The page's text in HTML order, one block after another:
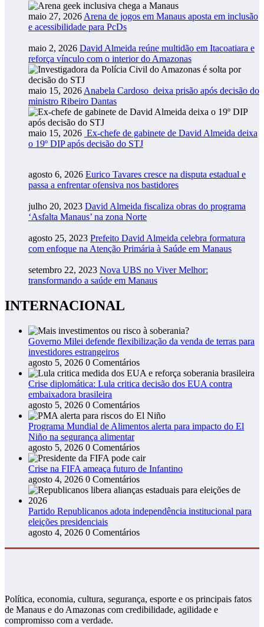
maio 27, 2026 Arena de jogos em Manaus aposta em inclusão
e acessibilidade para PcDs
maio 2, 2026 David Almeida reúne multidão em Itacoatiara e
reforça vínculo com o interior do Amazonas
maio 15, 2026 Anabela Cardoso deixa prisão após decisão do
ministro Ribeiro Dantas
maio 15, 2026 Ex-chefe de gabinete de David Almeida deixa
o 19º DIP após decisão do STJ
agosto 6, 2026 Eurico Tavares cresce na disputa estadual e
passa a enfrentar ofensiva nos bastidores
julho 20, 2023 David Almeida fiscaliza obras do programa
‘Asfalta Manaus’ na zona Norte
agosto 25, 2023 Prefeito David Almeida celebra formatura
com enfoque na Atenção Primária à Saúde em Manaus
setembro 22, 2023 Nova UBS no Viver Melhor:
transformando a saúde em Manaus
INTERNACIONAL
Governo Milei defende flexibilização da venda de terras para
investidores estrangeiros
agosto 5, 2026 0 Comentários
Crise diplomática: Lula critica decisão dos EUA contra
embaixadora brasileira
agosto 5, 2026 0 Comentários
Programa Mundial de Alimentos alerta para impacto do El
Niño na segurança alimentar
agosto 5, 2026 0 Comentários
Crise na FIFA ameaça futuro de Infantino
agosto 4, 2026 0 Comentários
Partido Republicanos adota independência institucional para
eleições presidenciais
agosto 4, 2026 0 Comentários
Política, economia, cultura, segurança, esporte e os principais fatos
de Manaus e do Amazonas com credibilidade, agilidade e
compromisso com a verdade.